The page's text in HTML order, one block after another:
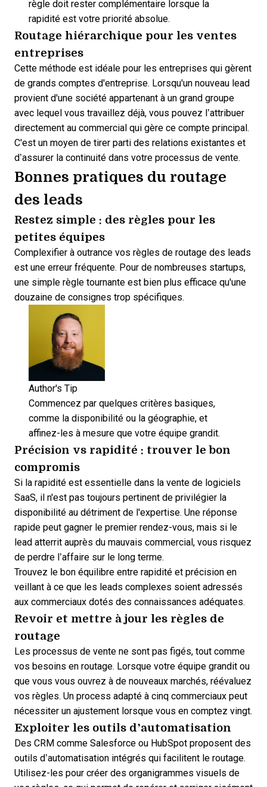
règle doit rester complémentaire lorsque la
rapidité est votre priorité absolue.
Routage hiérarchique pour les ventes
entreprises
Cette méthode est idéale pour les entreprises qui gèrent
de grands comptes d'entreprise. Lorsqu'un nouveau lead
provient d'une société appartenant à un grand groupe
avec lequel vous travaillez déjà, vous pouvez l’attribuer
directement au commercial qui gère ce compte principal.
C'est un moyen de tirer parti des relations existantes et
d’assurer la continuité dans votre processus de vente.
Bonnes pratiques du routage
des leads
Restez simple : des règles pour les
petites équipes
Complexifier à outrance vos règles de routage des leads
est une erreur fréquente. Pour de nombreuses startups,
une simple règle tournante est bien plus efficace qu'une
douzaine de consignes trop spécifiques.
Author's Tip
Commencez par quelques critères basiques,
comme la disponibilité ou la géographie, et
affinez-les à mesure que votre équipe grandit.
Précision vs rapidité : trouver le bon
compromis
Si la rapidité est essentielle dans la vente de logiciels
SaaS, il n'est pas toujours pertinent de privilégier la
disponibilité au détriment de l'expertise. Une réponse
rapide peut gagner le premier rendez-vous, mais si le
lead atterrit auprès du mauvais commercial, vous risquez
de perdre l’affaire sur le long terme.
Trouvez le bon équilibre entre rapidité et précision en
veillant à ce que les leads complexes soient adressés
aux commerciaux dotés des connaissances adéquates.
Revoir et mettre à jour les règles de
routage
Les processus de vente ne sont pas figés, tout comme
vos besoins en routage. Lorsque votre équipe grandit ou
que vous vous ouvrez à de nouveaux marchés, réévaluez
vos règles. Un process adapté à cinq commerciaux peut
nécessiter un ajustement lorsque vous en comptez vingt.
Exploiter les outils d’automatisation
Des CRM comme Salesforce ou HubSpot proposent des
outils d’automatisation intégrés qui facilitent le routage.
Utilisez-les pour créer des organigrammes visuels de